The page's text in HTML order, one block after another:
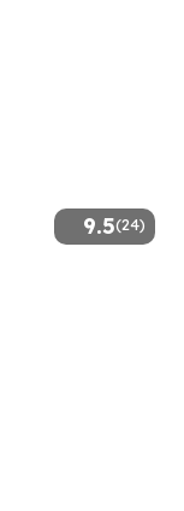
9.5(24)